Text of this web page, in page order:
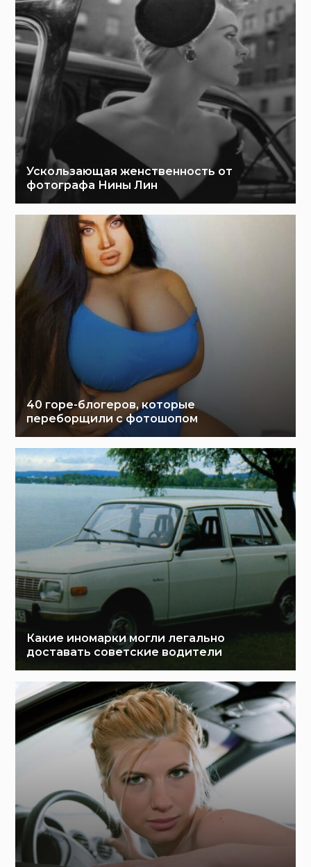
Ускользающая женственность от
фотографа Нины Лин
40 горе-блогеров, которые
переборщили с фотошопом
Какие иномарки могли легально
доставать советские водители